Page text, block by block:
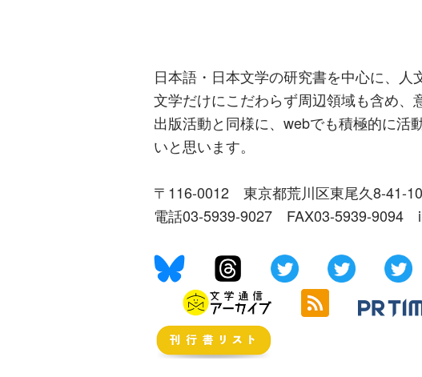
日本語・日本文学の研究書を中心に、人
文学だけにこだわらず周辺領域も含め、
出版活動と同様に、webでも積極的に活
いと思います。
〒116-0012 東京都荒川区東尾久8-41-
電話03-5939-9027 FAX03-5939-9094